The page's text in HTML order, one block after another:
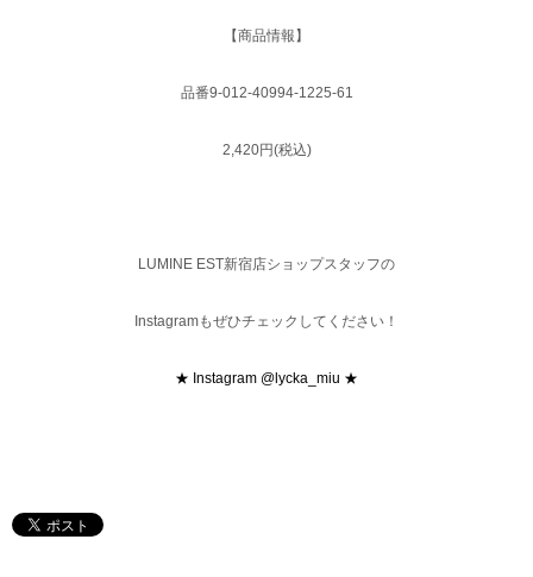
【商品情報】
品番9-012-40994-1225-61
2,420円(税込)
LUMINE EST新宿店ショップスタッフの
Instagramもぜひチェックしてください！
★ Instagram @lycka_miu ★